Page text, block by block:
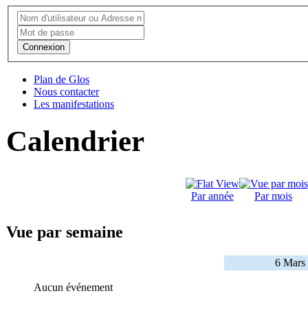
Connexion
Plan de Glos
Nous contacter
Les manifestations
Calendrier
Par année Par mois
Vue par semaine
6 Mars
Aucun événement